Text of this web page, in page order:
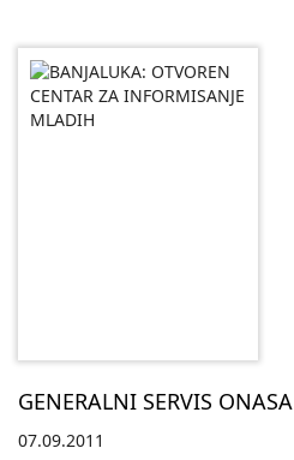
GENERALNI SERVIS ONASA
07.09.2011